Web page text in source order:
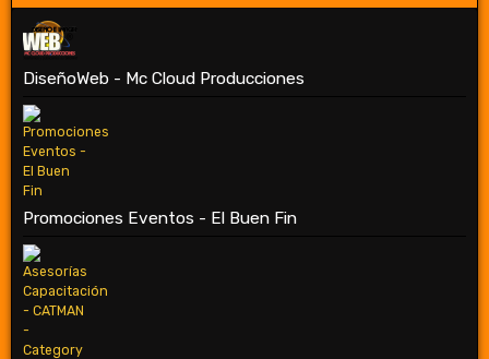
DiseñoWeb - Mc Cloud Producciones
Promociones Eventos - El Buen Fin